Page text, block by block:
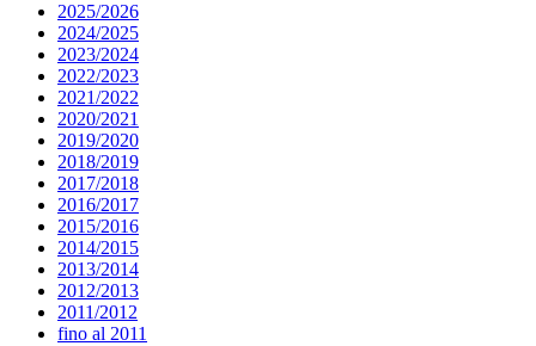
2025/2026
2024/2025
2023/2024
2022/2023
2021/2022
2020/2021
2019/2020
2018/2019
2017/2018
2016/2017
2015/2016
2014/2015
2013/2014
2012/2013
2011/2012
fino al 2011